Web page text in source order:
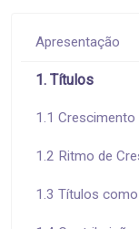
Apresentação
1. Títulos
1.1
1.2 Ritmo de
1.3 Títulos